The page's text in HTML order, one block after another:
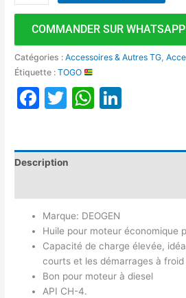
COMMANDER SUR WHATSAPP
Catégories :Accessoires & Autres TG,
Étiquette :TOGO
Facebook
Twitter
Description
Marque: DEOGEN
Huile pour moteur économique
Capacité de charge élevée,
courts et les démarrages à
Bon pour moteur à diesel
API CH-4.